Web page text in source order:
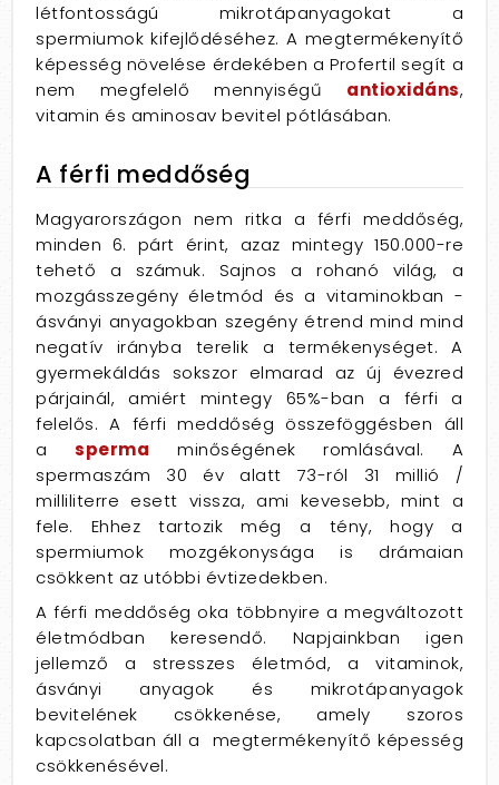
létfontosságú mikrotápanyagokat a
spermiumok kifejlődéséhez. A megtermékenyítő
képesség növelése érdekében a Profertil segít a
nem megfelelő mennyiségű antioxidáns,
vitamin és aminosav bevitel pótlásában.
A férfi meddőség
Magyarországon nem ritka a férfi meddőség,
minden 6. párt érint, azaz mintegy 150.000-re
tehető a számuk. Sajnos a rohanó világ, a
mozgásszegény életmód és a vitaminokban -
ásványi anyagokban szegény étrend mind mind
negatív irányba terelik a termékenységet. A
gyermekáldás sokszor elmarad az új évezred
párjainál, amiért mintegy 65%-ban a férfi a
felelős. A férfi meddőség összeföggésben áll
asperma minőségének romlásával. A
spermaszám 30 év alatt 73-ról 31 millió /
milliliterre esett vissza, ami kevesebb, mint a
fele. Ehhez tartozik még a tény, hogy a
spermiumok mozgékonysága is drámaian
csökkent az utóbbi évtizedekben.
A férfi meddőség oka többnyire a megváltozott
életmódban keresendő. Napjainkban igen
jellemző a stresszes életmód, a vitaminok,
ásványi anyagok és mikrotápanyagok
bevitelének csökkenése, amely szoros
kapcsolatban áll a megtermékenyítő képesség
csökkenésével.